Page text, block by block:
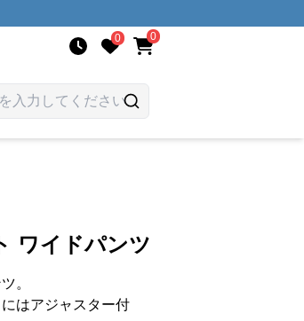
0 0
ワイドパンツ
。
はアジャスター付